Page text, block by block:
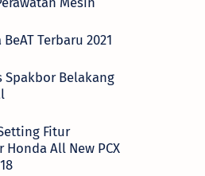
Terbaru 2021
Spakbor Belakang
Fitur
Honda All New PCX